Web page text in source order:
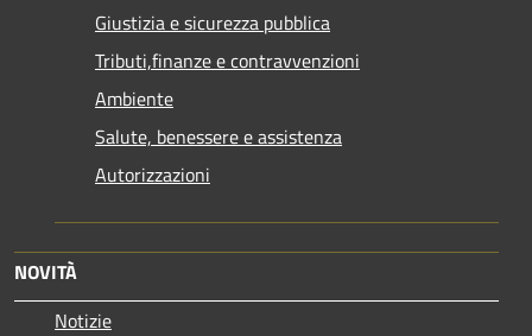
Giustizia e sicurezza pubblica
Tributi,finanze e contravvenzioni
Ambiente
Salute, benessere e assistenza
Autorizzazioni
NOVITÀ
Notizie